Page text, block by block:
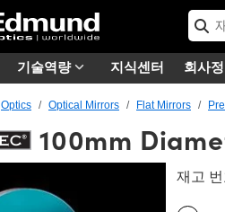
기술역량 지식센터 회사
Optics Optical Mirrors Flat Mirrors
100mm
재고 번